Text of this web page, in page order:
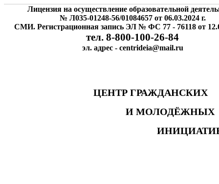
Лицензия на осуществление образовательной
№ Л035-01248-56/01084657 от 06.03.2024 г.
СМИ. Регистрационная запись ЭЛ № ФС 77 - 76118 от
тел. 8-800-100-26-84
эл. адрес - centrideia@mail.ru
ЦЕНТР
И